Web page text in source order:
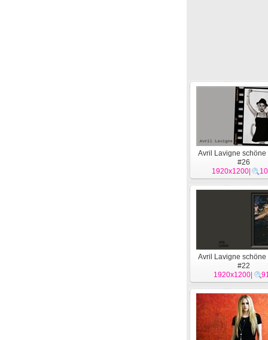
Avril Lavigne schöne
#26
1920x1200
Avril Lavigne schöne
#22
1920x1200